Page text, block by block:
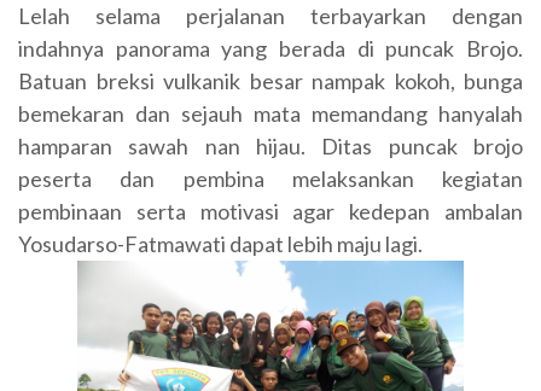
Lelah selama perjalanan terbayarkan dengan
indahnya panorama yang berada di puncak Brojo.
Batuan breksi vulkanik besar nampak kokoh, bunga
bemekaran dan sejauh mata memandang hanyalah
hamparan sawah nan hijau. Ditas puncak brojo
peserta dan pembina melaksankan kegiatan
pembinaan serta motivasi agar kedepan ambalan
Yosudarso-Fatmawati dapat lebih maju lagi.